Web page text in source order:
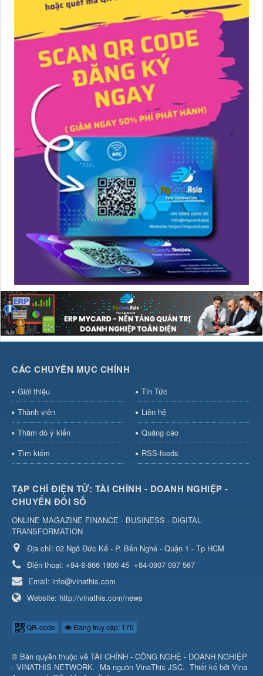
CÁC CHUYÊN MỤC CHÍNH
Giới thiệu
Tin Tức
Thành viên
Liên hệ
Thăm dò ý kiến
Quảng cáo
Tìm kiếm
RSS-feeds
TẠP CHÍ ĐIỆN TỬ: TÀI CHÍNH - DOANH NGHIỆP -
CHUYỂN ĐỔI SỐ
ONLINE MAGAZINE FINANCE - BUSINESS - DIGITAL
TRANSFORMATION
Địa chỉ: 02 Ngô Đức Kế - P. Bến Nghé - Quận 1 - Tp HCM
Điện thoại: +84-8-866 1800 45 +84-0907 097 567
Email: info@vinathis.com
Website: http://vinathis.com/news
QR-code Đang truy cập: 170
© Bản quyền thuộc về TÀI CHÍNH - CÔNG NGHỆ - DOANH NGHIỆP
- VINATHIS NETWORK. Mã nguồn VinaThis JSC. Thiết kế bởi Vina